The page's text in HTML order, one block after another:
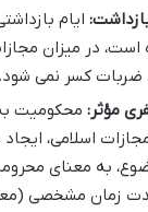
ایام
در میزان
ضربات کسر نمی شود.
مؤثر: محکومیت
مجازات اسلامی،
به معنای
زمان مشخصی